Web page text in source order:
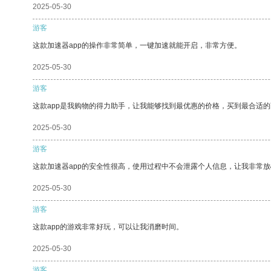
2025-05-30
游客
这款加速器app的操作非常简单，一键加速就能开启，非常方便。
2025-05-30
游客
这款app是我购物的得力助手，让我能够找到最优惠的价格，买到最合适的
2025-05-30
游客
这款加速器app的安全性很高，使用过程中不会泄露个人信息，让我非常放
2025-05-30
游客
这款app的游戏非常好玩，可以让我消磨时间。
2025-05-30